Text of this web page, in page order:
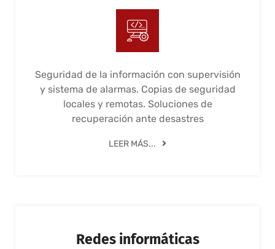
Seguridad de la información con supervisión
y sistema de alarmas. Copias de seguridad
locales y remotas. Soluciones de
recuperación ante desastres
LEER MÁS...
Redes informáticas